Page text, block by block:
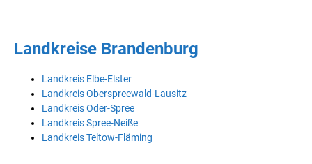
Landkreise Brandenburg
Landkreis Elbe-Elster
Landkreis Oberspreewald-Lausitz
Landkreis Oder-Spree
Landkreis Spree-Neiße
Landkreis Teltow-Fläming